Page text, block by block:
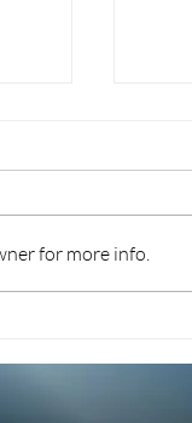
for more info.